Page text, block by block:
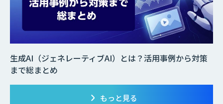
生成AI（ジェネレーティブAI）とは？活用事例から対策
まで総まとめ
もっと見る